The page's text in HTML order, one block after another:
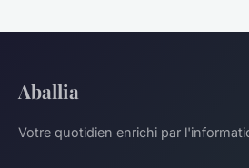
Aballia
Votre quotidien enrichi par